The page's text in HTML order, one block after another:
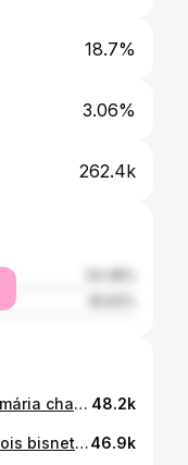
18.7%
3.06%
262.4k
2/3 A minha melhor amiga da primária chamava-lhe “Avó Estrela”. O que podia parecer, à primeira vista, um erro de grafia, não podia estar mais certo. Era uma estrela. E não, não é “uma estrelinha que agora brilha no céu”, como se tenta impingir às crianças para as consolar na hora da partida, ela foi uma estrela aqui, todos os dias. Mas uma estrela rock. Acordava ao meio-dia, só comia o que lhe apetecia e, como qualquer rockstar, era transgressora. A minha cúmplice no crime, fosse nas férias no Hotel do Vimeiro, em que o limite legal de gelados por dia era largamente ultrapassado ou anos mais tarde, quando me levava a festas às quais estava proibida de ir. Anfitriã de todos os meus aniversários na infância, em que ficávamos histéricos em volta de uma pinhata, e de todas as festas da adolescência, em que o histerismo se deva em volta de uma garrafa de pisang ambon subtraída do armário. Partilhávamos o aniversário. Uma, sempre à frente, nascida a 2 de janeiro, a outra, sempre a seguir-lhe os passos, a 3. Em 2004 bastaram duas velas, fizemos 81 e 18. E ia jurar que os 18 eram dela. Certo dia fi-la subir a correr a rampa da estação de Algés, para não perdermos o comboio, e a minha mãe repreendeu-me: “Joana, a avó já tem 80 anos”. Teria? Acho que nunca chegou a ter. 48.2k
3/3 Viveu o suficiente para ter dois bisnetos, e direito a mais um nome: “Avó Catela”. Bisavó era um título demasiado pesado para alguém tão leve. Ainda repetiu as nossas brincadeiras com o Xavier, e passou horas a perguntar “onde está o Nico? Não está cá?”, com ele camuflado atrás dos cortinados da porta. Só as avós têm reposteiros na porta de casa, não é? Mas faz sentido, porque é como se estivéssemos a entrar em cena, num teatro em que tudo é possível. Por isso é que custa a crer que a peça tenha acabado. Tudo me lembra a minha avó: desde o Careca onde íamos lanchar e eu, perante mil possibilidades, escolhia uma desenxabida pirâmide, até às chamadas de telemarketing a impingir produtos, das quais a minha avó se safava alegando “essa senhora já não mora cá, já morreu”. E ríamos muito. Como voltei a rir agora. Durante anos, no Natal, oferecia-lhe um calendário, que ela pendurava religiosamente na cozinha. Era uma espécie de compromisso, para garantir que completava os doze meses seguintes. Nos últimos tempos, não sei porquê, deixei de dar. Agora posso ver isto como a quebra de uma superstição, que deu azar, ou como a assunção de que realmente não podemos obrigar ninguém a viver para sempre. Não tive só uma vida com a minha avó. Tive direito a várias. E que boas vidas foram. A última imagem que tenho dela é à janela, onde ficava a acenar até dobrarmos a esquina. Assim estou eu, hoje, à janela. Só que ela felizmente não desaparece do meu horizonte, nunca. “Pelo sonho é que vamos”. Comovidos, mas nunca mudos. Porque a minha avó, a maior gralha de que há memória, detestava o silêncio. Nunca me vou esquecer dela porque é impossível esquecermos alguém que também somos. Nem é preciso ir vasculhar álbuns antigos, basta olhar ao espelho.46.9k